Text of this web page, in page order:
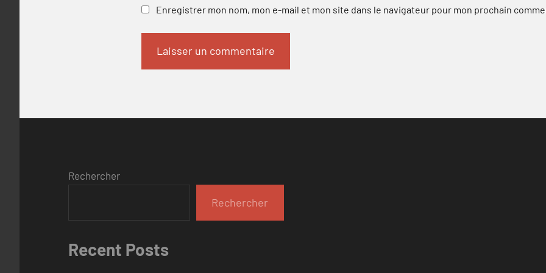
Enregistrer mon nom, mon e-mail et mon site dans le navigateur pour mon prochain
Rechercher
Rechercher
Recent Posts